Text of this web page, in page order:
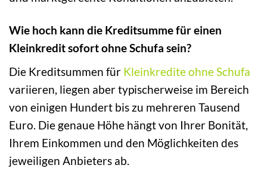
Wie hoch kann die Kreditsumme für einen
Kleinkredit sofort ohne Schufa sein?
Die Kreditsummen für Kleinkredite ohne Schufa
variieren, liegen aber typischerweise im Bereich
von einigen Hundert bis zu mehreren Tausend
Euro. Die genaue Höhe hängt von Ihrer Bonität,
Ihrem Einkommen und den Möglichkeiten des
jeweiligen Anbieters ab.